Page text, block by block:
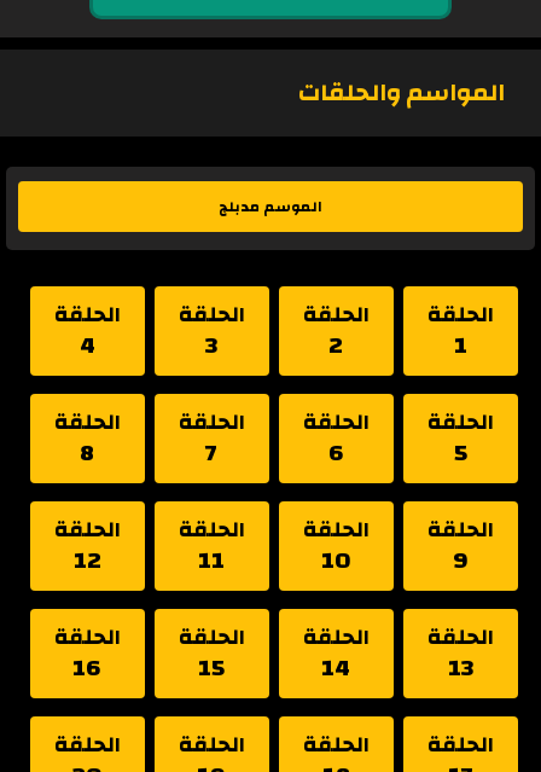
المواسم والحلقات
الموسم مدبلج
الحلقة
1
الحلقة
2
الحلقة
3
الحلقة
4
الحلقة
5
الحلقة
6
الحلقة
7
الحلقة
8
الحلقة
9
الحلقة
10
الحلقة
11
الحلقة
12
الحلقة
13
الحلقة
14
الحلقة
15
الحلقة
16
الحلقة الحلقة الحلقة الحلقة